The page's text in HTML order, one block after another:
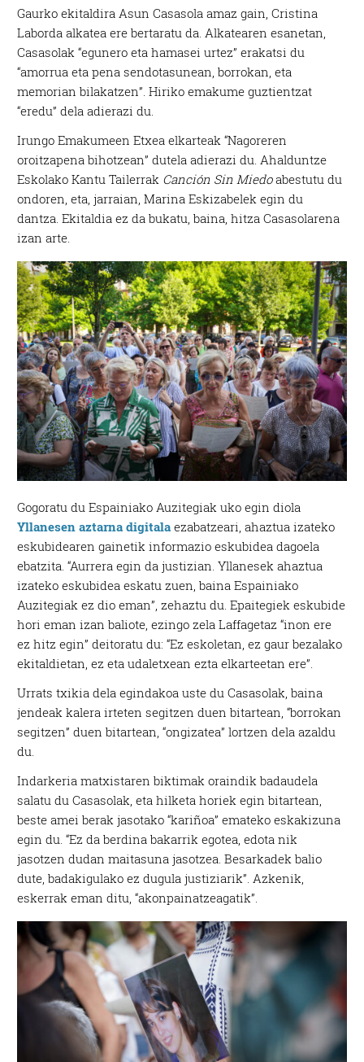
Gaurko ekitaldira Asun Casasola amaz gain, Cristina
Laborda alkatea ere bertaratu da. Alkatearen esanetan,
Casasolak “egunero eta hamasei urtez” erakatsi du
“amorrua eta pena sendotasunean, borrokan, eta
memorian bilakatzen”. Hiriko emakume guztientzat
“eredu” dela adierazi du.
Irungo Emakumeen Etxea elkarteak “Nagoreren
oroitzapena bihotzean” dutela adierazi du. Ahalduntze
Eskolako Kantu Tailerrak Canción Sin Miedoabestutu du
ondoren, eta, jarraian, Marina Eskizabelek egin du
dantza. Ekitaldia ez da bukatu, baina, hitza Casasolarena
izan arte.
Gogoratu du Espainiako Auzitegiak uko egin diola
Yllanesen aztarna digitala ezabatzeari, ahaztua izateko
eskubidearen gainetik informazio eskubidea dagoela
ebatzita. “Aurrera egin da justizian. Yllanesek ahaztua
izateko eskubidea eskatu zuen, baina Espainiako
Auzitegiak ez dio eman”, zehaztu du. Epaitegiek eskubide
hori eman izan baliote, ezingo zela Laffagetaz “inon ere
ez hitz egin” deitoratu du: “Ez eskoletan, ez gaur bezalako
ekitaldietan, ez eta udaletxean ezta elkarteetan ere”.
Urrats txikia dela egindakoa uste du Casasolak, baina
jendeak kalera irteten segitzen duen bitartean, “borrokan
segitzen” duen bitartean, “ongizatea” lortzen dela azaldu
du.
Indarkeria matxistaren biktimak oraindik badaudela
salatu du Casasolak, eta hilketa horiek egin bitartean,
beste amei berak jasotako “kariñoa” emateko eskakizuna
egin du. “Ez da berdina bakarrik egotea, edota nik
jasotzen dudan maitasuna jasotzea. Besarkadek balio
dute, badakigulako ez dugula justiziarik”. Azkenik,
eskerrak eman ditu, “akonpainatzeagatik”.